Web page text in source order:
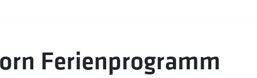
Ferienprogramm